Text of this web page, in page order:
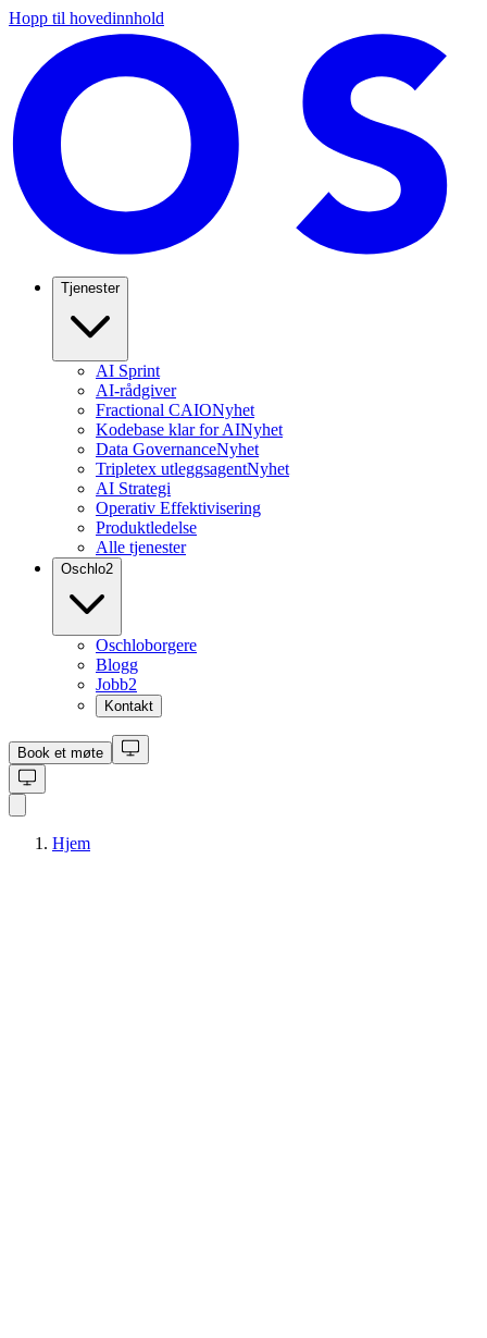
Hopp til hovedinnhold
Tjenester
AI Sprint
AI-rådgiver
Fractional CAIONyhet
Kodebase klar for AINyhet
Data GovernanceNyhet
Tripletex utleggsagentNyhet
AI Strategi
Operativ Effektivisering
Produktledelse
Alle tjenester
Oschlo2
Oschloborgere
Blogg
Jobb2
Kontakt
Book et møte
Hjem